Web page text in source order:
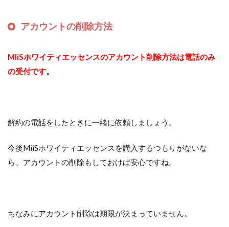
アカウントの削除方法
MIiSホワイティエッセンスのアカウント削除方法は電話のみ
の受付です。
解約の電話をしたときに一緒に依頼しましょう。
今後MiiSホワイティエッセンスを購入するつもりがないな
ら、アカウントの削除もしておけば安心ですね。
ちなみにアカウント削除は期限が決まっていません。